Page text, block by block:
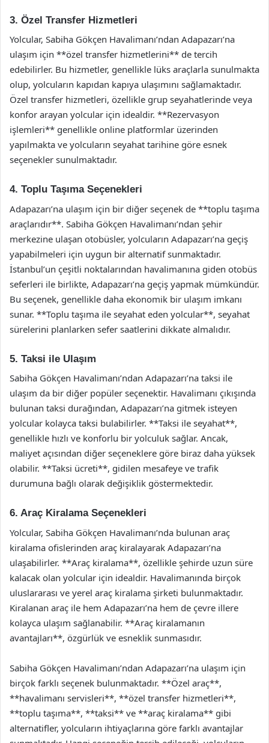
3. Özel Transfer Hizmetleri
Yolcular, Sabiha Gökçen Havalimanı’ndan Adapazarı’na
ulaşım için **özel transfer hizmetlerini** de tercih
edebilirler. Bu hizmetler, genellikle lüks araçlarla sunulmakta
olup, yolcuların kapıdan kapıya ulaşımını sağlamaktadır.
Özel transfer hizmetleri, özellikle grup seyahatlerinde veya
konfor arayan yolcular için idealdir. **Rezervasyon
işlemleri** genellikle online platformlar üzerinden
yapılmakta ve yolcuların seyahat tarihine göre esnek
seçenekler sunulmaktadır.
4. Toplu Taşıma Seçenekleri
Adapazarı’na ulaşım için bir diğer seçenek de **toplu taşıma
araçlarıdır**. Sabiha Gökçen Havalimanı’ndan şehir
merkezine ulaşan otobüsler, yolcuların Adapazarı’na geçiş
yapabilmeleri için uygun bir alternatif sunmaktadır.
İstanbul’un çeşitli noktalarından havalimanına giden otobüs
seferleri ile birlikte, Adapazarı’na geçiş yapmak mümkündür.
Bu seçenek, genellikle daha ekonomik bir ulaşım imkanı
sunar. **Toplu taşıma ile seyahat eden yolcular**, seyahat
sürelerini planlarken sefer saatlerini dikkate almalıdır.
5. Taksi ile Ulaşım
Sabiha Gökçen Havalimanı’ndan Adapazarı’na taksi ile
ulaşım da bir diğer popüler seçenektir. Havalimanı çıkışında
bulunan taksi durağından, Adapazarı’na gitmek isteyen
yolcular kolayca taksi bulabilirler. **Taksi ile seyahat**,
genellikle hızlı ve konforlu bir yolculuk sağlar. Ancak,
maliyet açısından diğer seçeneklere göre biraz daha yüksek
olabilir. **Taksi ücreti**, gidilen mesafeye ve trafik
durumuna bağlı olarak değişiklik göstermektedir.
6. Araç Kiralama Seçenekleri
Yolcular, Sabiha Gökçen Havalimanı’nda bulunan araç
kiralama ofislerinden araç kiralayarak Adapazarı’na
ulaşabilirler. **Araç kiralama**, özellikle şehirde uzun süre
kalacak olan yolcular için idealdir. Havalimanında birçok
uluslararası ve yerel araç kiralama şirketi bulunmaktadır.
Kiralanan araç ile hem Adapazarı’na hem de çevre illere
kolayca ulaşım sağlanabilir. **Araç kiralamanın
avantajları**, özgürlük ve esneklik sunmasıdır.
Sabiha Gökçen Havalimanı’ndan Adapazarı’na ulaşım için
birçok farklı seçenek bulunmaktadır. **Özel araç**,
**havalimanı servisleri**, **özel transfer hizmetleri**,
**toplu taşıma**, **taksi** ve **araç kiralama** gibi
alternatifler, yolcuların ihtiyaçlarına göre farklı avantajlar